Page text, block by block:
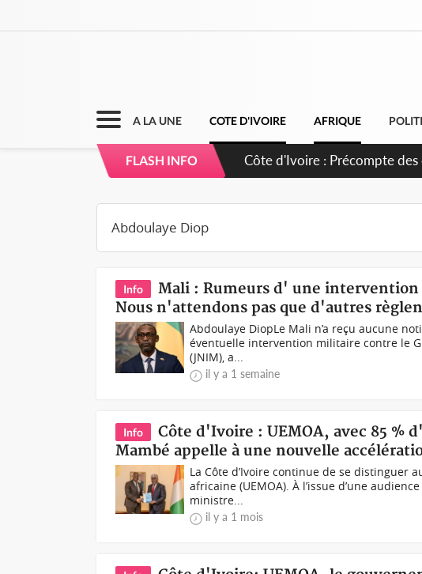
A LA UNE COTE D'IVOIRE AFRIQUE
FLASH INFO Côte d'Ivoire :
Info
Mali : Rumeurs d' une
Nous n'attendons pas que d'autres
Abdoulaye DiopLe Mali n’a reçu aucune
éventuelle intervention militaire contre le
(JNIM), a...
il y a 1 semaine
Info
Côte d'Ivoire : UEMOA, avec 85 %
Mambé appelle à une nouvelle
La Côte d’Ivoire continue de se distinguer
africaine (UEMOA). À l’issue d’une
ministre...
il y a 1 mois